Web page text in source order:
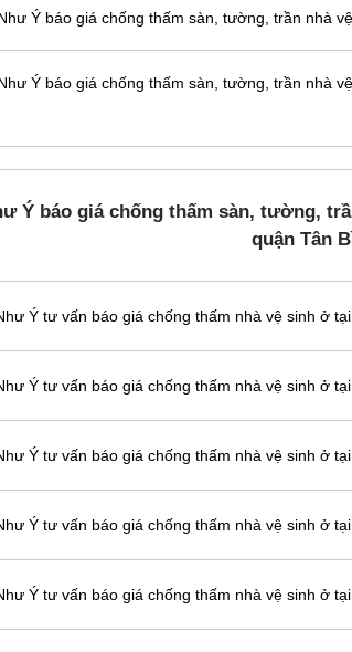
Ý báo giá chống thấm sàn, tường, trần nhà
Ý báo giá chống thấm sàn, tường, trần nhà
Ý báo giá chống thấm sàn, tường,
quận Tân
Ý tư vấn báo giá chống thấm nhà vệ sinh ở
Ý tư vấn báo giá chống thấm nhà vệ sinh ở
Ý tư vấn báo giá chống thấm nhà vệ sinh ở
Ý tư vấn báo giá chống thấm nhà vệ sinh ở
Ý tư vấn báo giá chống thấm nhà vệ sinh ở